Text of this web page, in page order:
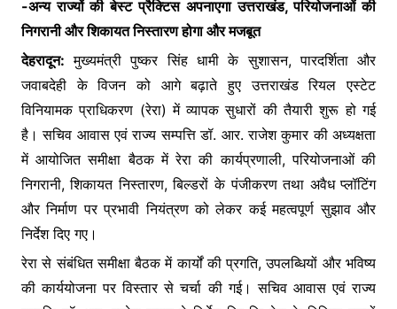
e
b
o
o
k
er s
A
p
p
s
e
n
g
er
ar
e
-अन्य राज्यों की बेस्ट प्रैक्टिस अपनाएगा उत्तराखंड, परियोजनाओं की
निगरानी और शिकायत निस्तारण होगा और मजबूत
देहरादून: मुख्यमंत्री पुष्कर सिंह धामी के सुशासन, पारदर्शिता और
जवाबदेही के विजन को आगे बढ़ाते हुए उत्तराखंड रियल एस्टेट
विनियामक प्राधिकरण (रेरा) में व्यापक सुधारों की तैयारी शुरू हो गई
है। सचिव आवास एवं राज्य सम्पत्ति डॉ. आर. राजेश कुमार की अध्यक्षता
में आयोजित समीक्षा बैठक में रेरा की कार्यप्रणाली, परियोजनाओं की
निगरानी, शिकायत निस्तारण, बिल्डरों के पंजीकरण तथा अवैध प्लॉटिंग
और निर्माण पर प्रभावी नियंत्रण को लेकर कई महत्वपूर्ण सुझाव और
निर्देश दिए गए।
रेरा से संबंधित समीक्षा बैठक में कार्यों की प्रगति, उपलब्धियों और भविष्य
की कार्ययोजना पर विस्तार से चर्चा की गई। सचिव आवास एवं राज्य